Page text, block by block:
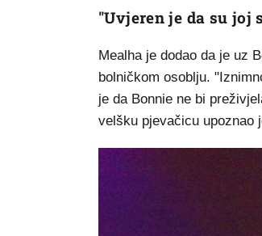
"Uvjeren je da su joj
Mealha je dodao da je uz
bolničkom osoblju.
je da Bonnie ne bi
velšku pjevačicu upoznao